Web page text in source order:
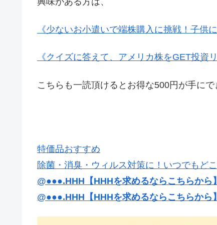
《少ないお小遣いで端株購入に挑戦！子供
《クイズに答えて、アメリカ株をGET投資
こちらも一読頂けるとお得な500円が手にで
特価品おすすめ
除菌・消臭・ウィルス対策に！いつでもど
@●●●.HHH【HHHを求めるならこちらから】
@●●●.HHH【HHHを求めるならこちらから】